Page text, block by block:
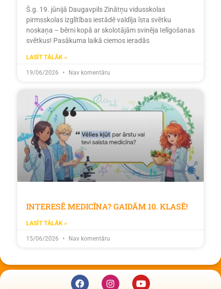
Š.g. 19. jūnijā Daugavpils Zinātņu vidusskolas
pirmsskolas izglītības iestādē valdīja īsta svētku
noskaņa – bērni kopā ar skolotājām svinēja Ielīgošanas
svētkus! Pasākuma laikā ciemos ieradās
LASĪT TĀLĀK »
19/06/2026 Nav komentāru
INTERESĒ MEDICĪNA? GAIDĀM 10. KLASĒ!
LASĪT TĀLĀK »
15/06/2026 Nav komentāru